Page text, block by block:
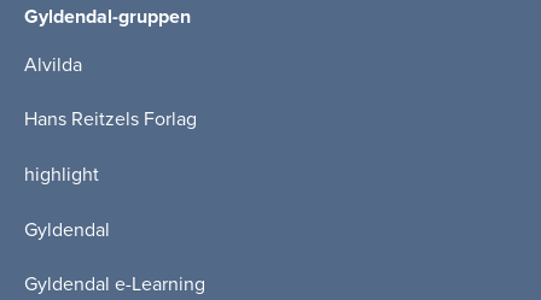
Gyldendal-gruppen
Alvilda
Hans Reitzels Forlag
highlight
Gyldendal
Gyldendal e-Learning